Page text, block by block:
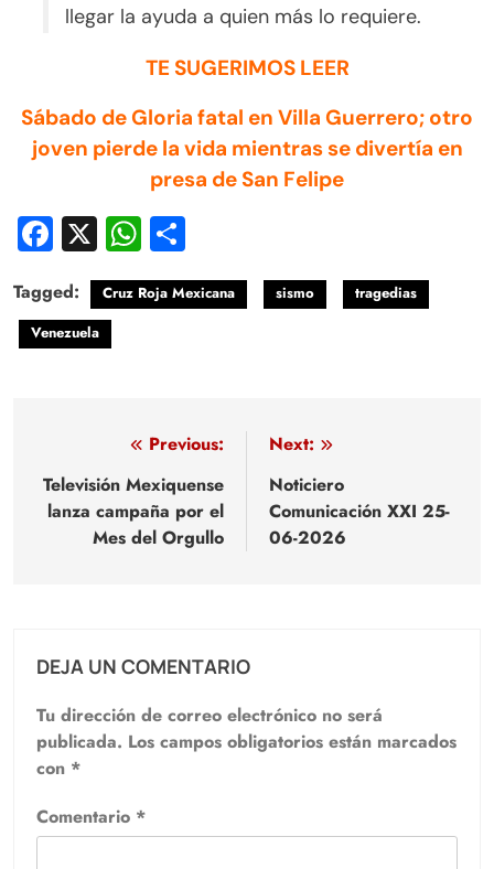
llegar la ayuda a quien más lo requiere.
TE SUGERIMOS LEER
Sábado de Gloria fatal en Villa Guerrero; otro
joven pierde la vida mientras se divertía en
presa de San Felipe
Facebook
X WhatsApp
Tagged: Cruz Roja Mexicana sismo
tragedias
Venezuela
Navegación
de
entradas
Previous:
Televisión Mexiquense
lanza campaña por el
Mes del Orgullo
Next:
Noticiero
Comunicación XXI 25-
06-2026
DEJA UN COMENTARIO
Tu dirección de correo electrónico no será
publicada. Los campos obligatorios están marcados
con *
Comentario *